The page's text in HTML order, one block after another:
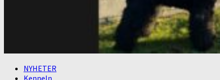
NYHETER
Kenneln